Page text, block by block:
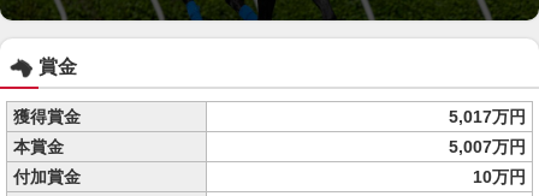
賞金
獲得賞金
5,017万円
本賞金
5,007万円
付加賞金
10万円